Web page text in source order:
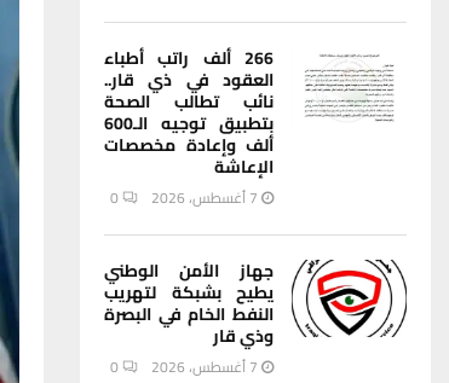
266 ألف راتب أطباء
العقود في ذي قار..
نائب تطالب الصحة
بتطبيق توجيه الـ600
ألف وإعادة مخصصات
الإعاشة
7 أغسطس، 2026 0
جهاز الأمن الوطني
يطيح بشبكة لتهريب
النفط الخام في البصرة
وذي قار
7 أغسطس، 2026 0